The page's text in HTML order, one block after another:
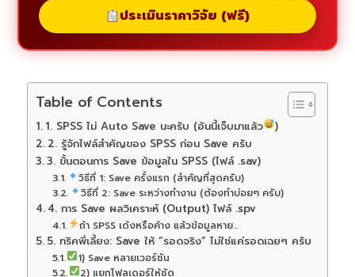
ประเมินราคาวิจัย (ฟรี)
Table of Contents
1. SPSS ไม่ Auto Save นะครับ (อันนี้เจ็บมาแล้ว
)
2. รู้จักไฟล์สำคัญของ SPSS ก่อน Save ครับ
3. ขั้นตอนการ Save ข้อมูลใน SPSS (ไฟล์ .sav)
วิธีที่ 1: Save ครั้งแรก (สำคัญที่สุดครับ)
วิธีที่ 2: Save ระหว่างทำงาน (ต้องทำบ่อยๆ ครับ)
4. การ Save ผลวิเคราะห์ (Output) ไฟล์ .spv
ถ้า SPSS เด้งหรือค้าง แล้วข้อมูลหาย…
5. ทริคพี่เลี้ยง: Save ให้ “รอดจริง” ไม่ใช่แค่รอดเฉยๆ ครับ
1) Save หลายเวอร์ชัน
2) แยกโฟลเดอร์ให้ชัด